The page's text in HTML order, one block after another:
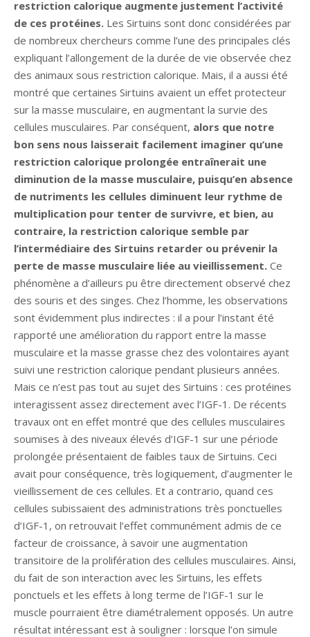
restriction calorique augmente justement l’activité
de ces protéines. Les Sirtuins sont donc considérées par
de nombreux chercheurs comme l’une des principales clés
expliquant l’allongement de la durée de vie observée chez
des animaux sous restriction calorique. Mais, il a aussi été
montré que certaines Sirtuins avaient un effet protecteur
sur la masse musculaire, en augmentant la survie des
cellules musculaires. Par conséquent, alors que notre
bon sens nous laisserait facilement imaginer qu’une
restriction calorique prolongée entraînerait une
diminution de la masse musculaire, puisqu’en absence
de nutriments les cellules diminuent leur rythme de
multiplication pour tenter de survivre, et bien, au
contraire, la restriction calorique semble par
l’intermédiaire des Sirtuins retarder ou prévenir la
perte de masse musculaire liée au vieillissement. Ce
phénomène a d’ailleurs pu être directement observé chez
des souris et des singes. Chez l’homme, les observations
sont évidemment plus indirectes : il a pour l’instant été
rapporté une amélioration du rapport entre la masse
musculaire et la masse grasse chez des volontaires ayant
suivi une restriction calorique pendant plusieurs années.
Mais ce n’est pas tout au sujet des Sirtuins : ces protéines
interagissent assez directement avec l’IGF-1. De récents
travaux ont en effet montré que des cellules musculaires
soumises à des niveaux élevés d’IGF-1 sur une période
prolongée présentaient de faibles taux de Sirtuins. Ceci
avait pour conséquence, très logiquement, d’augmenter le
vieillissement de ces cellules. Et a contrario, quand ces
cellules subissaient des administrations très ponctuelles
d’IGF-1, on retrouvait l’effet communément admis de ce
facteur de croissance, à savoir une augmentation
transitoire de la prolifération des cellules musculaires. Ainsi,
du fait de son interaction avec les Sirtuins, les effets
ponctuels et les effets à long terme de l’IGF-1 sur le
muscle pourraient être diamétralement opposés. Un autre
résultat intéressant est à souligner : lorsque l’on simule